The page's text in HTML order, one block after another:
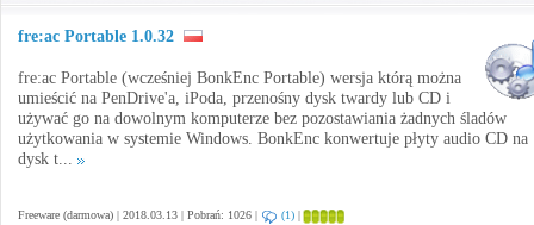
fre:ac Portable 1.0.32
fre:ac Portable (wcześniej BonkEnc Portable) wersja którą można
umieścić na PenDrive'a, iPoda, przenośny dysk twardy lub CD i
używać go na dowolnym komputerze bez pozostawiania żadnych śladów
użytkowania w systemie Windows. BonkEnc konwertuje płyty audio CD na
dysk t...
Freeware (darmowa) | 2018.03.13 | Pobrań: 1026 | (1) |